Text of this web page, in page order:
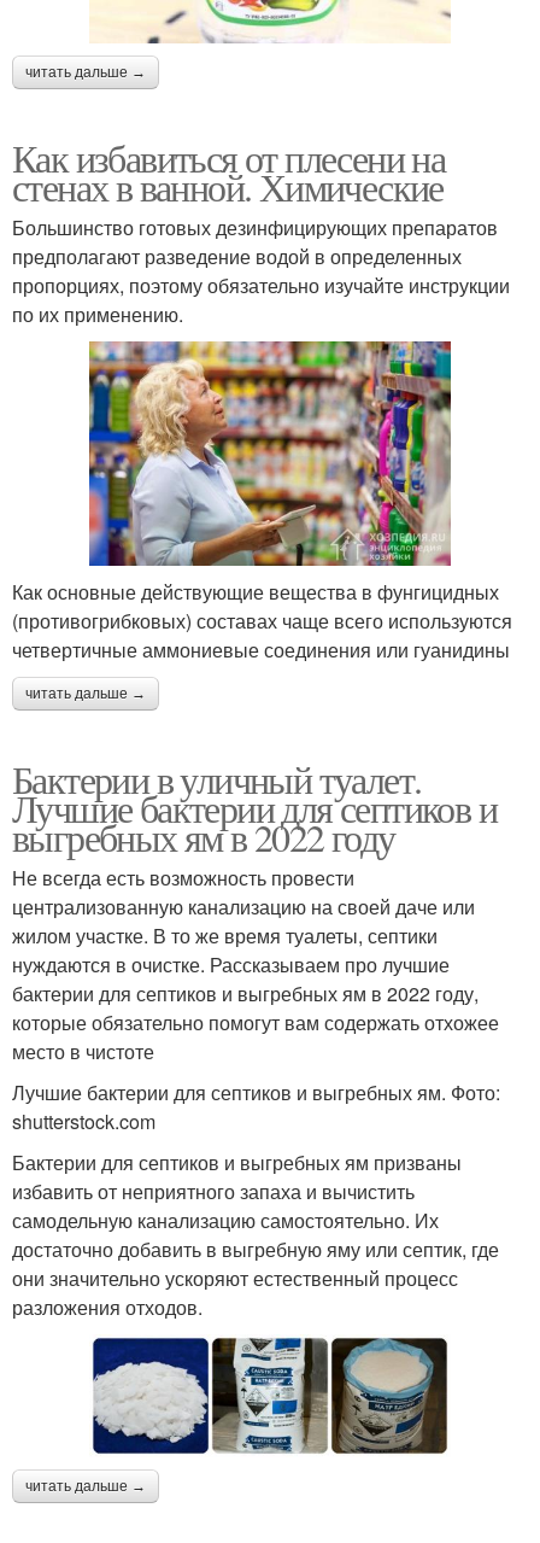
читать дальше →
Как избавиться от плесени на
стенах в ванной. Химические
Большинство готовых дезинфицирующих препаратов
предполагают разведение водой в определенных
пропорциях, поэтому обязательно изучайте инструкции
по их применению.
Как основные действующие вещества в фунгицидных
(противогрибковых) составах чаще всего используются
четвертичные аммониевые соединения или гуанидины
читать дальше →
Бактерии в уличный туалет.
Лучшие бактерии для септиков и
выгребных ям в 2022 году
Не всегда есть возможность провести
централизованную канализацию на своей даче или
жилом участке. В то же время туалеты, септики
нуждаются в очистке. Рассказываем про лучшие
бактерии для септиков и выгребных ям в 2022 году,
которые обязательно помогут вам содержать отхожее
место в чистоте
Лучшие бактерии для септиков и выгребных ям. Фото:
shutterstock.com
Бактерии для септиков и выгребных ям призваны
избавить от неприятного запаха и вычистить
самодельную канализацию самостоятельно. Их
достаточно добавить в выгребную яму или септик, где
они значительно ускоряют естественный процесс
разложения отходов.
читать дальше →